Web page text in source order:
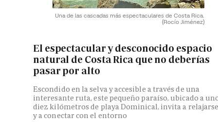
Una de las cascadas más espectaculares de Costa Rica.
(Rocío Jiménez)
El espectacular y desconocido espacio
natural de Costa Rica que no deberías
pasar por alto
Escondido en la selva y accesible a través de una
interesante ruta, este pequeño paraíso, ubicado a
diez kilómetros de playa Dominical, invita a
y a conectar con el entorno